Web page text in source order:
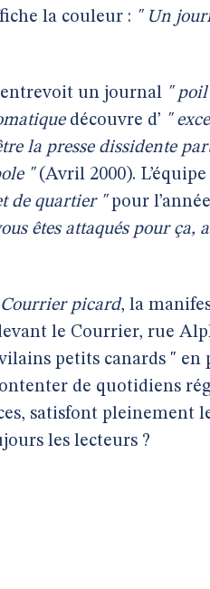
la couleur : " Un
un journal "
découvre d’ "
la presse dissidente
"(Avril 2000). L’équipe
de quartier "pour
êtes attaqués pour ça,
picard, la
le Courrier, rue
petits canards " en
de quotidiens
satisfont pleinement
les lecteurs ?